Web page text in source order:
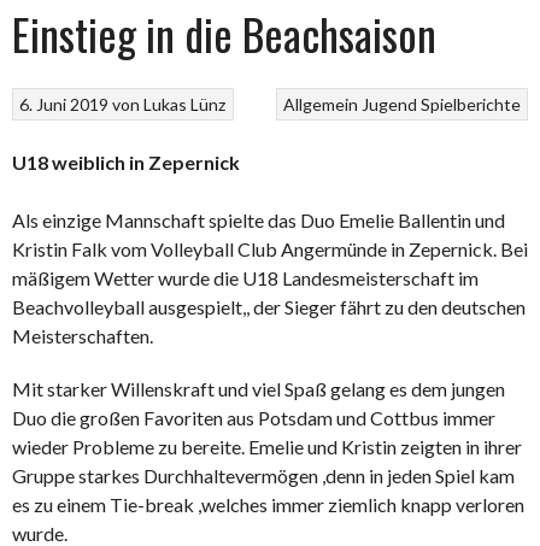
Einstieg in die Beachsaison
Allgemein Jugend Spielberichte
6. Juni 2019 vonLukas Lünz
U18 weiblich in Zepernick
Als einzige Mannschaft spielte das Duo Emelie Ballentin und
Kristin Falk vom Volleyball Club Angermünde in Zepernick. Bei
mäßigem Wetter wurde die U18 Landesmeisterschaft im
Beachvolleyball ausgespielt,, der Sieger fährt zu den deutschen
Meisterschaften.
Mit starker Willenskraft und viel Spaß gelang es dem jungen
Duo die großen Favoriten aus Potsdam und Cottbus immer
wieder Probleme zu bereite. Emelie und Kristin zeigten in ihrer
Gruppe starkes Durchhaltevermögen ,denn in jeden Spiel kam
es zu einem Tie-break ,welches immer ziemlich knapp verloren
wurde.